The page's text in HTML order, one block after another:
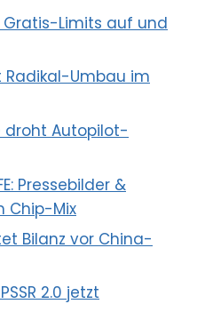
Gratis-Limits auf und
Radikal-Umbau im
droht Autopilot-
Pressebilder &
Chip-Mix
Bilanz vor China-
2.0 jetzt